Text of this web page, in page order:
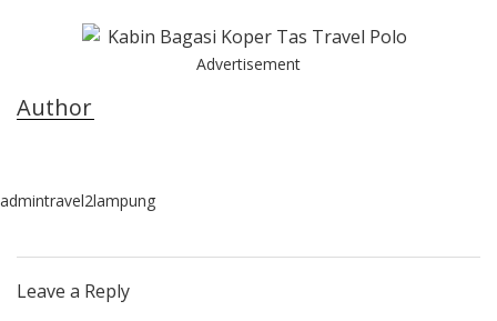
Advertisement
Author
admintravel2lampung
Leave a Reply